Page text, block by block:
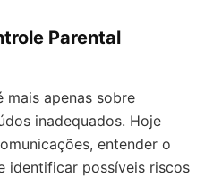
Parental
mais apenas sobre
inadequados. Hoje
entender o
identificar possíveis riscos